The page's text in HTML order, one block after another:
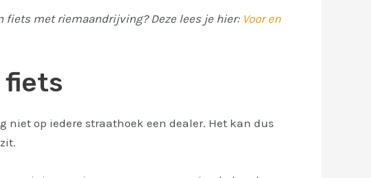
fiets met riemaandrijving? Deze lees je hier: Voor en
fiets
niet op iedere straathoek een dealer. Het kan dus